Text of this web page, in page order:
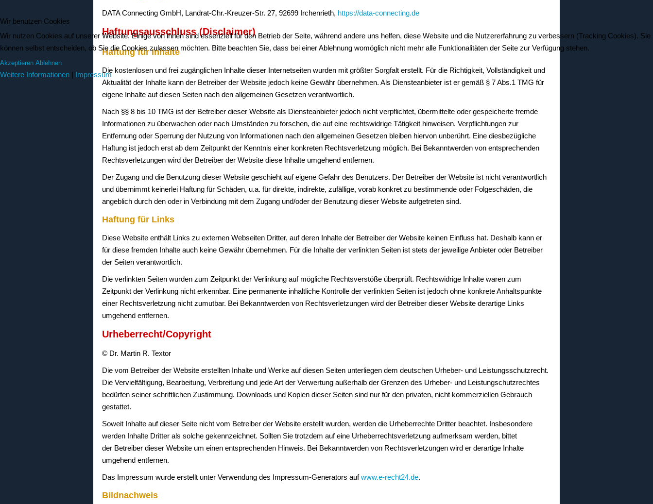
DATA Connecting GmbH, Landrat-Chr.-Kreuzer-Str. 27, 92699 Irchenrieth, https://data-connecting.de
Haftungsausschluss (Disclaimer)
Haftung für Inhalte
Die kostenlosen und frei zugänglichen Inhalte dieser Internetseiten wurden mit größter Sorgfalt erstellt. Für die Richtigkeit, Vollständigkeit und
Aktualität der Inhalte kann der Betreiber der Website jedoch keine Gewähr übernehmen. Als Diensteanbieter ist er gemäß § 7 Abs.1 TMG für
eigene Inhalte auf diesen Seiten nach den allgemeinen Gesetzen verantwortlich.
Nach §§ 8 bis 10 TMG ist der Betreiber dieser Website als Diensteanbieter jedoch nicht verpflichtet, übermittelte oder gespeicherte fremde
Informationen zu überwachen oder nach Umständen zu forschen, die auf eine rechtswidrige Tätigkeit hinweisen. Verpflichtungen zur
Entfernung oder Sperrung der Nutzung von Informationen nach den allgemeinen Gesetzen bleiben hiervon unberührt. Eine diesbezügliche
Haftung ist jedoch erst ab dem Zeitpunkt der Kenntnis einer konkreten Rechtsverletzung möglich. Bei Bekanntwerden von entsprechenden
Rechtsverletzungen wird der Betreiber der Website diese Inhalte umgehend entfernen.
Der Zugang und die Benutzung dieser Website geschieht auf eigene Gefahr des Benutzers. Der Betreiber der Website ist nicht verantwortlich
und übernimmt keinerlei Haftung für Schäden, u.a. für direkte, indirekte, zufällige, vorab konkret zu bestimmende oder Folgeschäden, die
angeblich durch den oder in Verbindung mit dem Zugang und/oder der Benutzung dieser Website aufgetreten sind.
Haftung für Links
Diese Website enthält Links zu externen Webseiten Dritter, auf deren Inhalte der Betreiber der Website keinen Einfluss hat. Deshalb kann er
für diese fremden Inhalte auch keine Gewähr übernehmen. Für die Inhalte der verlinkten Seiten ist stets der jeweilige Anbieter oder Betreiber
der Seiten verantwortlich.
Die verlinkten Seiten wurden zum Zeitpunkt der Verlinkung auf mögliche Rechtsverstöße überprüft. Rechtswidrige Inhalte waren zum
Zeitpunkt der Verlinkung nicht erkennbar. Eine permanente inhaltliche Kontrolle der verlinkten Seiten ist jedoch ohne konkrete Anhaltspunkte
einer Rechtsverletzung nicht zumutbar. Bei Bekanntwerden von Rechtsverletzungen wird der Betreiber dieser Website derartige Links
umgehend entfernen.
Urheberrecht/Copyright
© Dr. Martin R. Textor
Die vom Betreiber der Website erstellten Inhalte und Werke auf diesen Seiten unterliegen dem deutschen Urheber- und Leistungsschutzrecht.
Die Vervielfältigung, Bearbeitung, Verbreitung und jede Art der Verwertung außerhalb der Grenzen des Urheber- und Leistungschutzrechtes
bedürfen seiner schriftlichen Zustimmung. Downloads und Kopien dieser Seiten sind nur für den privaten, nicht kommerziellen Gebrauch
gestattet.
Soweit Inhalte auf dieser Seite nicht vom Betreiber der Website erstellt wurden, werden die Urheberrechte Dritter beachtet. Insbesondere
werden Inhalte Dritter als solche gekennzeichnet. Sollten Sie trotzdem auf eine Urheberrechtsverletzung aufmerksam werden, bittet
der Betreiber dieser Website um einen entsprechenden Hinweis. Bei Bekanntwerden von Rechtsverletzungen wird er derartige Inhalte
umgehend entfernen.
Das Impressum wurde erstellt unter Verwendung des Impressum-Generators aufwww.e-recht24.de.
Bildnachweis
Wir benutzen Cookies
Wir nutzen Cookies auf unserer Website. Einige von ihnen sind essenziell für den Betrieb der Seite, während andere uns helfen, diese Website und die Nutzererfahrung zu verbessern (Tracking Cookies). Sie
können selbst entscheiden, ob Sie die Cookies zulassen möchten. Bitte beachten Sie, dass bei einer Ablehnung womöglich nicht mehr alle Funktionalitäten der Seite zur Verfügung stehen.
Akzeptieren Ablehnen
Weitere Informationen | Impressum